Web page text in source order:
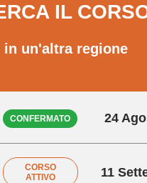
IL
un'altra regione
CONFERMATO 24
CORSO
ATTIVO
11